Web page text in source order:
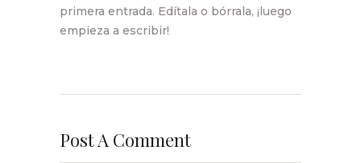
primera entrada. Edítala o bórrala, ¡luego
empieza a escribir!
Post A Comment